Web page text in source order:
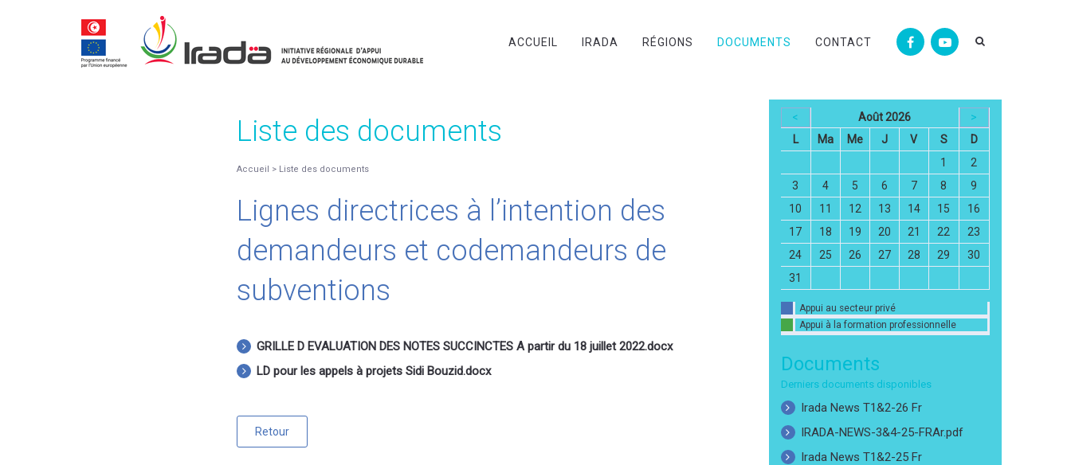
ACCUEIL IRADA RÉGIONS DOCUMENTS CONTACT
Liste des documents
Accueil > Liste des documents
Lignes directrices à l’intention des
demandeurs et codemandeurs de
subventions
GRILLE D EVALUATION DES NOTES SUCCINCTES A partir du 18 juillet 2022.docx
LD pour les appels à projets Sidi Bouzid.docx
Retour
< Août 2026
>
L
Ma Me J V S
D
1
2
3
4 5 6 7 8
9
10
11 12 13 14 15
16
17
18 19 20 21 22
23
24
25 26 27 28 29
30
31
Appui au secteur privé
Appui à la formation professionnelle
Documents
Derniers documents disponibles
Irada News T1&2-26 Fr
IRADA-NEWS-3&4-25-FRAr.pdf
Irada News T1&2-25 Fr